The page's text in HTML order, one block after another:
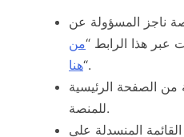
ناجز المسؤولة عن
عبر هذا الرابط “من
هنا“.
من الصفحة الرئيسية
للمنصة.
المنسدلة على